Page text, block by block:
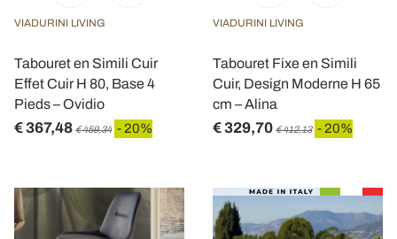
VIADURINI LIVING
Tabouret en Simili Cuir
Effet Cuir H 80, Base 4
Pieds – Ovidio
€ 367,48 € 459,34 - 20%
VIADURINI LIVING
Tabouret Fixe en Simili
Cuir, Design Moderne H 65
cm – Alina
€ 329,70 € 412,13 - 20%